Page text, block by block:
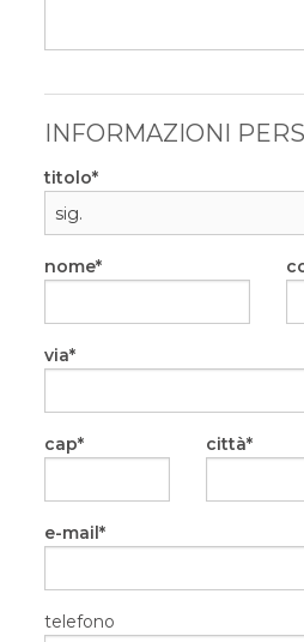
INFORMAZIONI
titolo
nome
via
cap città
e-mail
telefono